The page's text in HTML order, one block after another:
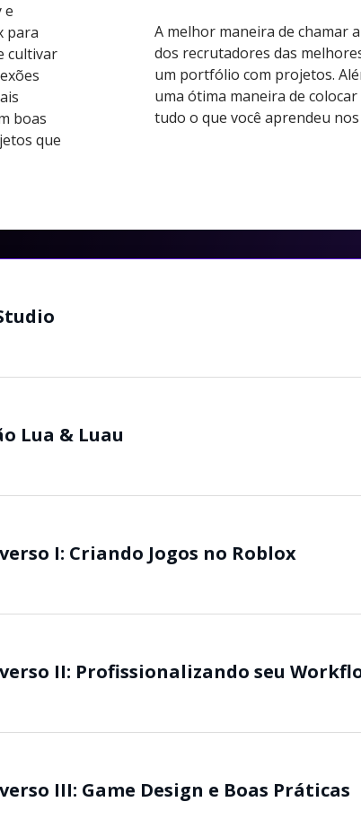
e
para
cultivar
boas
que
A melhor maneira de chamar
dos recrutadores das
um portfólio com projetos.
uma ótima maneira de colocar
tudo o que você aprendeu
Lua & Luau
I: Criando Jogos no Roblox
II: Profissionalizando seu
III: Game Design e Boas Práticas